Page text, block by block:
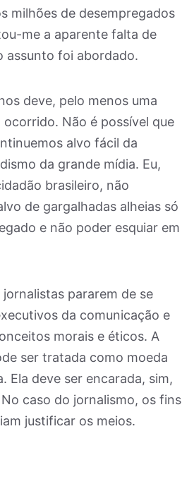
milhões de desempregados
me a aparente falta de
assunto foi abordado.
deve, pelo menos uma
Não é possível que
alvo fácil da
da grande mídia. Eu,
brasileiro, não
de gargalhadas alheias só
e não poder esquiar em
pararem de se
da comunicação e
morais e éticos. A
ser tratada como moeda
Ela deve ser encarada, sim,
caso do jornalismo, os fins
justificar os meios.